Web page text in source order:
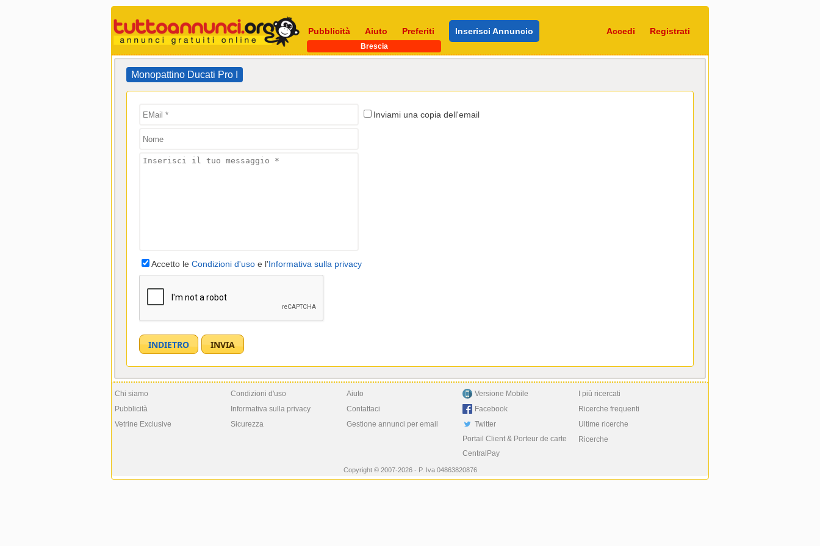
Pubblicità Aiuto Preferiti Inserisci Annuncio Accedi Registrati
Brescia
Monopattino Ducati Pro I
Inviami una copia dell'email
Accetto le Condizioni d'uso e l'Informativa sulla privacy
Chi siamo
Pubblicità
Vetrine Exclusive
Condizioni d'uso
Informativa sulla privacy
Sicurezza
Aiuto
Contattaci
Gestione annunci per email
Versione Mobile
Facebook
Twitter
Portail Client & Porteur de carte
CentralPay
I più ricercati
Ricerche frequenti
Ultime ricerche
Ricerche
Copyright © 2007-2026 - P. Iva 04863820876